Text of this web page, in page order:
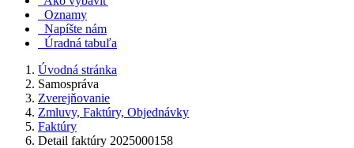
Oznamy
Napíšte nám
Úradná tabuľa
Úvodná stránka
Samospráva
Zverejňovanie
Zmluvy, Faktúry, Objednávky
Faktúry
Detail faktúry 2025000158